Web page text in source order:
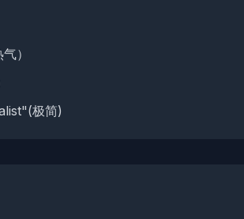
）
极简)